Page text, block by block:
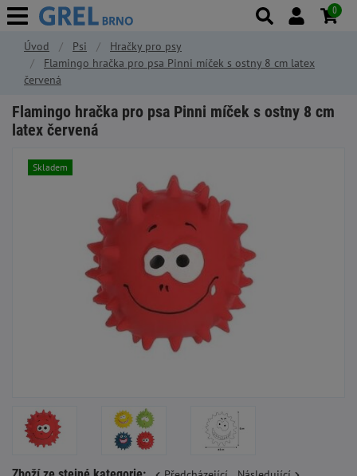
Úvod Psi
Hračky pro psy
Flamingo hračka pro psa Pinni míček s ostny 8 cm latex
červená
Flamingo hračka pro psa Pinni míček s ostny 8 cm
latex červená
Skladem
0